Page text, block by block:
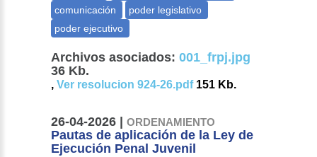
Archivos asociados: 001_frpj.jpg
36 Kb.
,Ver resolucion 924-26.pdf151 Kb.
26-04-2026 |ORDENAMIENTO
Pautas de aplicación de la Ley de
Ejecución Penal Juvenil